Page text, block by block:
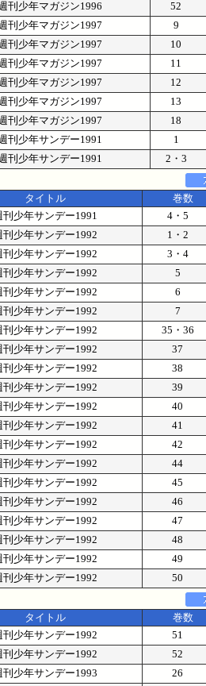
刊少年マガジン1996
52
刊少年マガジン1997
9
刊少年マガジン1997
10
刊少年マガジン1997
11
刊少年マガジン1997
12
刊少年マガジン1997
13
刊少年マガジン1997
18
刊少年サンデー1991
1
刊少年サンデー1991 2・3
タイトル
巻数
刊少年サンデー1991
4・5
刊少年サンデー1992
1・2
刊少年サンデー1992
3・4
刊少年サンデー1992
5
刊少年サンデー1992
6
刊少年サンデー1992
7
刊少年サンデー1992
35・36
刊少年サンデー1992
37
刊少年サンデー1992
38
刊少年サンデー1992
39
刊少年サンデー1992
40
刊少年サンデー1992
41
刊少年サンデー1992
42
刊少年サンデー1992
44
刊少年サンデー1992
45
刊少年サンデー1992
46
刊少年サンデー1992
47
刊少年サンデー1992
48
刊少年サンデー1992
49
刊少年サンデー1992 50
タイトル
巻数
刊少年サンデー1992
51
刊少年サンデー1992
52
刊少年サンデー1993 26